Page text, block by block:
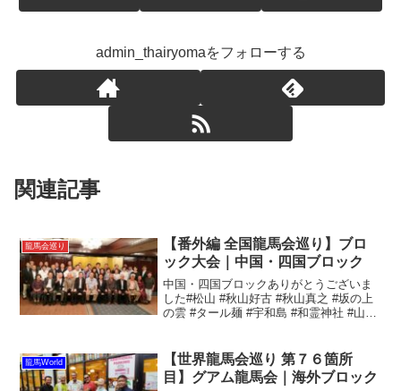
admin_thairyomaをフォローする
関連記事
龍馬会巡り
【番外編 全国龍馬会巡り】ブロ
ック大会｜中国・四国ブロック
中国・四国ブロックありがとうございま
した#松山 #秋山好古 #秋山真之 #坂の上
の雲 #タール麺 #宇和島 #和霊神社 #山家
り#愛媛龍馬の会 #元祖広島龍...
龍馬World
【世界龍馬会巡り 第７６箇所
目】グアム龍馬会｜海外ブロック